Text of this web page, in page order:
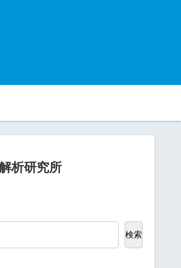
析研究所
検索